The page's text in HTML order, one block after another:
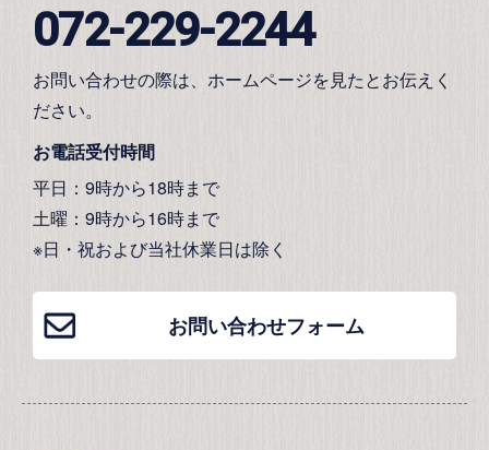
072-229-2244
お問い合わせの際は、ホームページを見たとお伝えく
ださい。
お電話受付時間
平日：9時から18時まで
土曜：9時から16時まで
※日・祝および当社休業日は除く
お問い合わせフォーム